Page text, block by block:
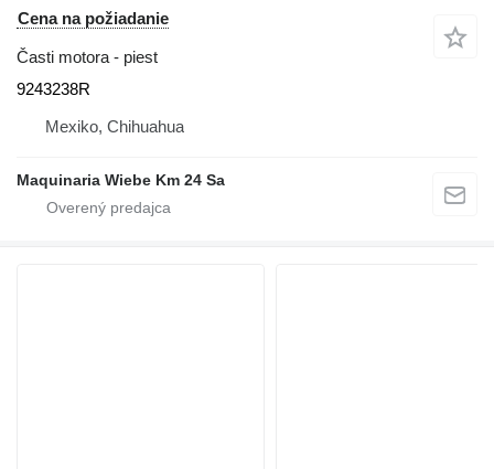
Cena na požiadanie
Časti motora - piest
9243238R
Mexiko, Chihuahua
Maquinaria Wiebe Km 24 Sa